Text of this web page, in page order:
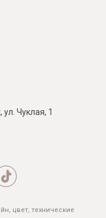
Чуклая, 1
цвет, технические